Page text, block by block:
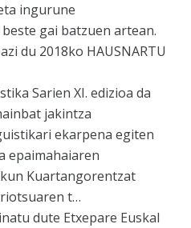
ingurune
gai batzuen artean.
du 2018ko HAUSNARTU
Sarien XI. edizioa da
jakintza
ekarpena egiten
epaimahaiaren
Kuartangorentzat
t…
dute Etxepare Euskal